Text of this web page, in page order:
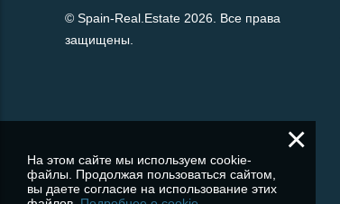
© Spain-Real.Estate 2026. Все права
защищены.
×
На этом сайте мы используем cookie-
файлы. Продолжая пользоваться сайтом,
вы даете согласие на использование этих